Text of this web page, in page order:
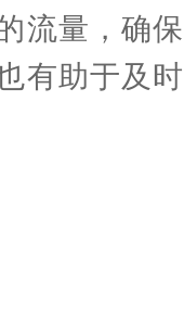
流量，确
有助于及